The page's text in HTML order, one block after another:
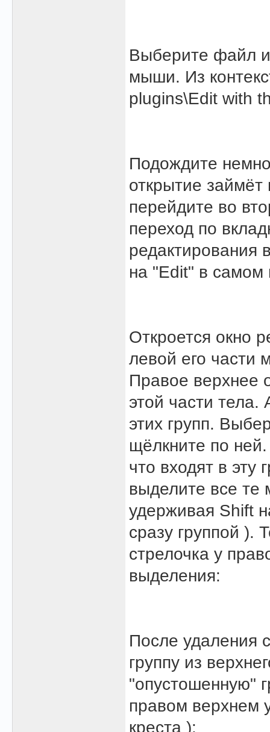
Выберите файл
мыши. Из
plugins\Edit with
Подождите
открытие займёт
перейдите во
переход по
редактирования
на "Edit" в самом
Откроется окно
левой его части
Правое верхнее
этой части
этих групп.
щёлкните по
что входят в эту
выделите все
удерживая Shift
сразу группой ).
стрелочка у
выделения:
После удаления
группу из
"опустошенную"
правом верхнем
креста ):